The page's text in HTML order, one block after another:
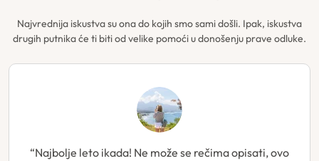
Najvrednija iskustva su ona do kojih smo sami došli. Ipak, iskustva
drugih putnika će ti biti od velike pomoći u donošenju prave odluke.
“Najbolje leto ikada! Ne može se rečima opisati, ovo